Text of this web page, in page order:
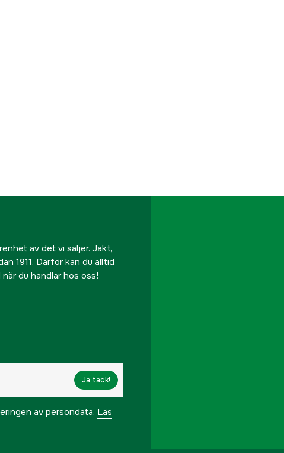
Referensnummer
av det vi säljer. Jakt,
1911. Därför kan du alltid
du handlar hos oss!
Ja tack!
av persondata. Läs